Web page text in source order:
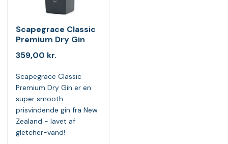
Scapegrace Classic
Premium Dry Gin
359,00 kr.
Scapegrace Classic
Premium Dry Gin er en
super smooth
prisvindende gin fra New
Zealand - lavet af
gletcher-vand!